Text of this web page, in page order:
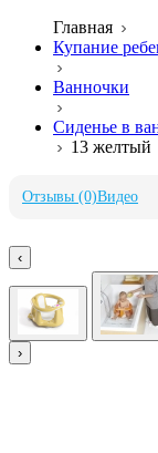
Главная
Купание
Ванночки
Сиденье в
13 желтый
Отзывы (0)Видео
‹
›